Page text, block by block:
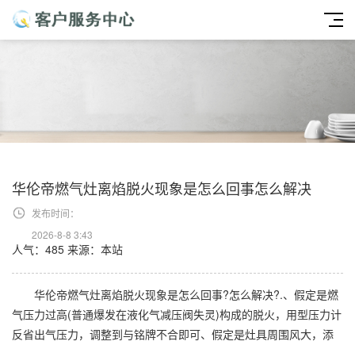
华伦帝燃气灶离焰脱火现象是怎么回事怎么解决
发布时间：
2026-8-8 3:43
人气：485 来源：本站
华伦帝燃气灶离焰脱火现象是怎么回事?怎么解决?.、假定是燃
气压力过高(普通爆发在液化气减压阀失灵)构成的脱火，用型压力计
反省出气压力，调整到与铭牌不合即可、假定是灶具周围风大，添